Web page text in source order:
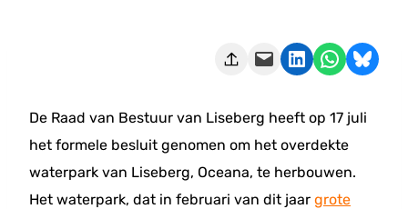
Deze pagina e-mailen Delen op LinkedIn Delen via WhatsApp Share on Bluesky
De Raad van Bestuur van Liseberg heeft op 17 juli
het formele besluit genomen om het overdekte
waterpark van Liseberg, Oceana, te herbouwen.
Het waterpark, dat in februari van dit jaar grote